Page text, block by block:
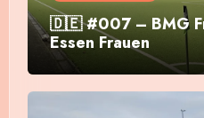
🇩🇪 #007 – BMG
Essen Frauen